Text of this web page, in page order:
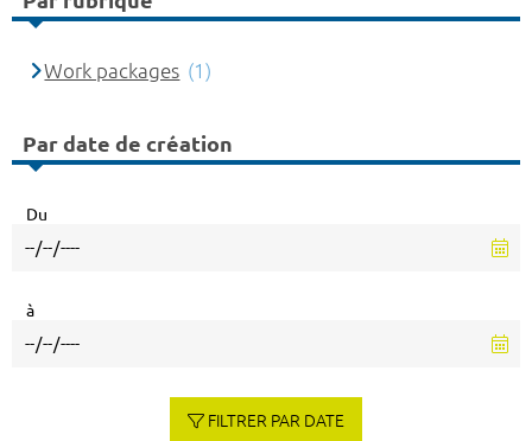
Work packages (1)
Par date de création
Du
à
FILTRER PAR DATE